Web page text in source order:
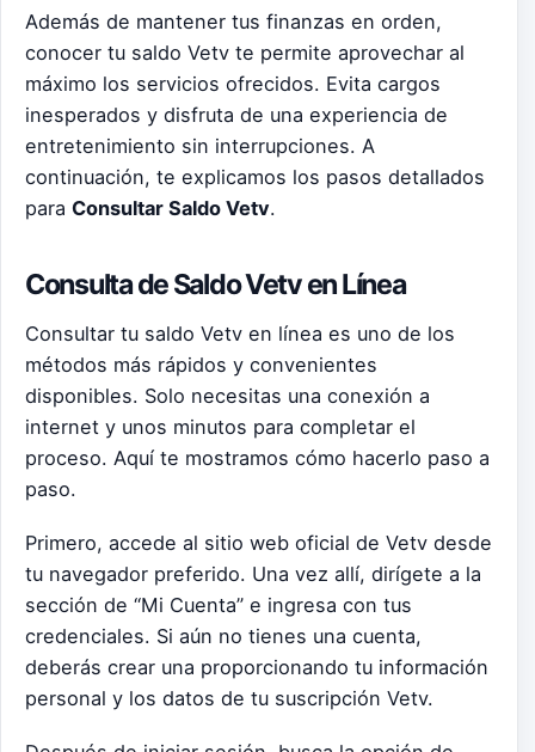
Además de mantener tus finanzas en orden,
conocer tu saldo Vetv te permite aprovechar al
máximo los servicios ofrecidos. Evita cargos
inesperados y disfruta de una experiencia de
entretenimiento sin interrupciones. A
continuación, te explicamos los pasos detallados
para Consultar Saldo Vetv.
Consulta de Saldo Vetv en Línea
Consultar tu saldo Vetv en línea es uno de los
métodos más rápidos y convenientes
disponibles. Solo necesitas una conexión a
internet y unos minutos para completar el
proceso. Aquí te mostramos cómo hacerlo paso a
paso.
Primero, accede al sitio web oficial de Vetv desde
tu navegador preferido. Una vez allí, dirígete a la
sección de “Mi Cuenta” e ingresa con tus
credenciales. Si aún no tienes una cuenta,
deberás crear una proporcionando tu información
personal y los datos de tu suscripción Vetv.